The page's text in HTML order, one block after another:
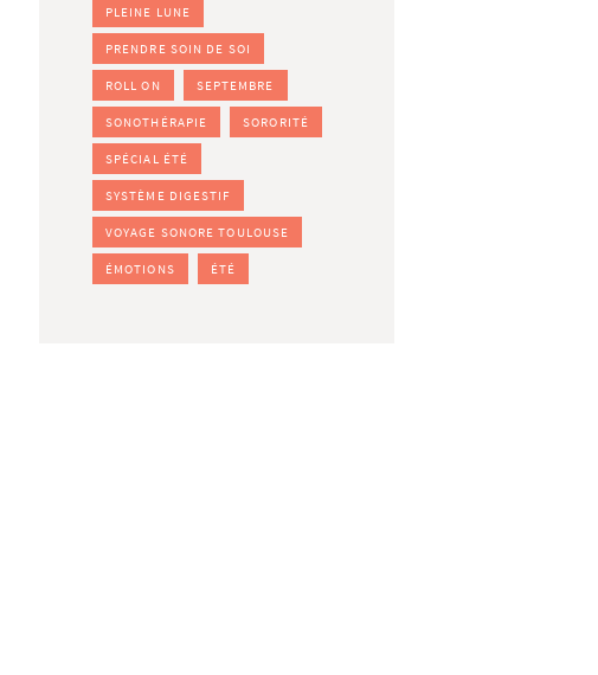
PLEINE LUNE
PRENDRE SOIN DE SOI
ROLL ON SEPTEMBRE
SONOTHÉRAPIE SORORITÉ
SPÉCIAL ÉTÉ
SYSTÈME DIGESTIF
VOYAGE SONORE TOULOUSE
ÉMOTIONS ÉTÉ